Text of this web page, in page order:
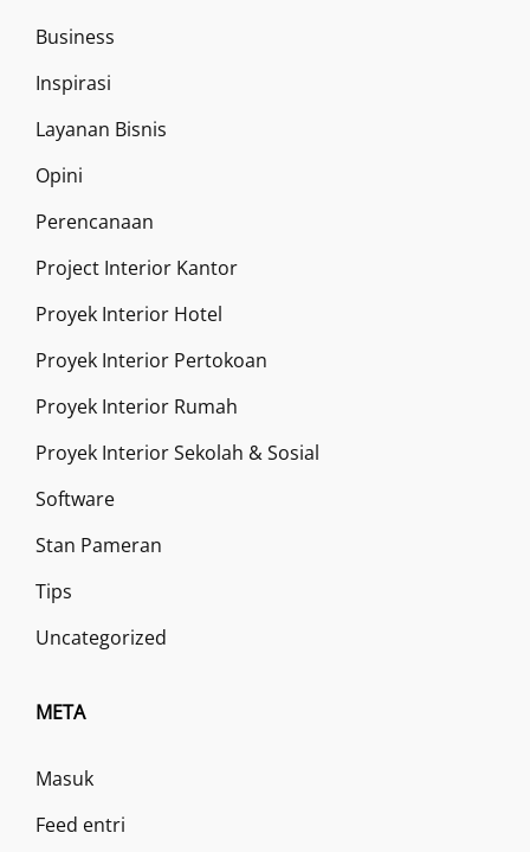
Business
Inspirasi
Layanan Bisnis
Opini
Perencanaan
Project Interior Kantor
Proyek Interior Hotel
Proyek Interior Pertokoan
Proyek Interior Rumah
Proyek Interior Sekolah & Sosial
Software
Stan Pameran
Tips
Uncategorized
META
Masuk
Feed entri